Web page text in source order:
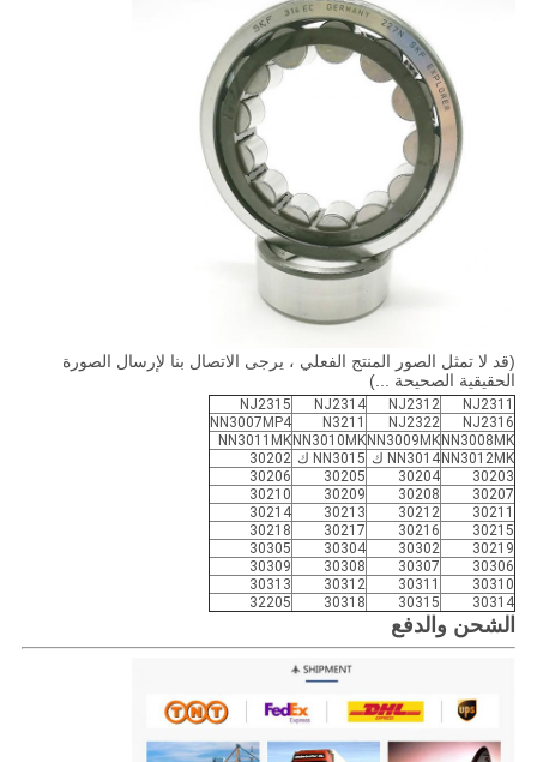
(قد لا تمثل الصور المنتج الفعلي ، يرجى الاتصال بنا لإرسال الصورة
الحقيقية الصحيحة ...)
NJ2311
NJ2312
NJ2314
NJ2315
NJ2316
NJ2322
N3211
NN3007MP4
NN3008MK
NN3009MK
NN3010MK
NN3011MK
NN3012MK NN3014 ك NN3015 ك
30202
30203
30204
30205
30206
30207
30208
30209
30210
30211
30212
30213
30214
30215
30216
30217
30218
30219
30302
30304
30305
30306
30307
30308
30309
30310
30311
30312
30313
30314
30315
30318
32205
الشحن والدفع